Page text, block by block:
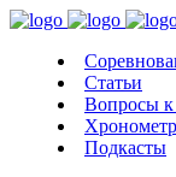
Статьи
Вопросы к
Подкасты